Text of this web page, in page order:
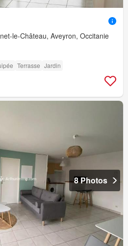
le-Château, Aveyron, Occitanie
Terrasse Jardin
8 Photos